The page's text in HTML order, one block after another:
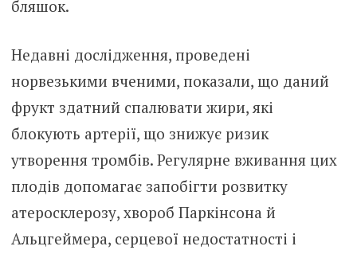
бляшок.
Недавні дослідження, проведені
норвезькими вченими, показали, що даний
фрукт здатний спалювати жири, які
блокують артерії, що знижує ризик
утворення тромбів. Регулярне вживання цих
плодів допомагає запобігти розвитку
атеросклерозу, хвороб Паркінсона й
Альцгеймера, серцевої недостатності і